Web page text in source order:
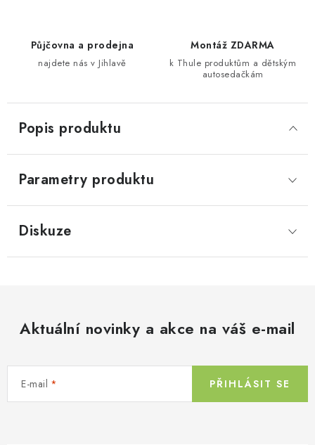
Půjčovna a prodejna
najdete nás v Jihlavě
Montáž ZDARMA
k Thule produktům a dětským
autosedačkám
Popis produktu
Parametry produktu
Diskuze
Aktuální novinky a akce na váš e-mail
E-mail PŘIHLÁSIT SE